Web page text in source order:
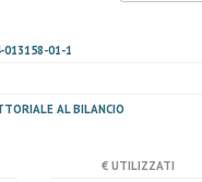
013158-01-1
AL BILANCIO
€ UTILIZZATI